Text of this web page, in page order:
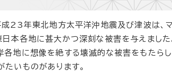
年東北地方太平洋沖地震及び津波は、マ
本各地に甚大かつ深刻な被害を与えました
地に想像を絶する壊滅的な被害をもたら
いものがあります。